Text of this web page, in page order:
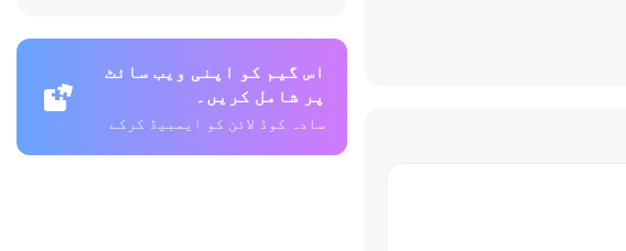
اس گیم کو اپنی ویب سائٹ
پر شامل کریں۔
سادہ کوڈ لائن کو ایمبیڈ کرکے